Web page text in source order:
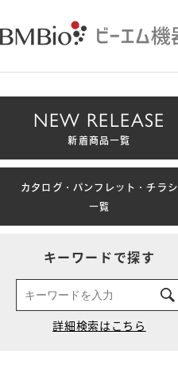
NEW RELEASE
新着商品一覧
カタログ・パンフレット・チラシ
一覧
キーワードで探す